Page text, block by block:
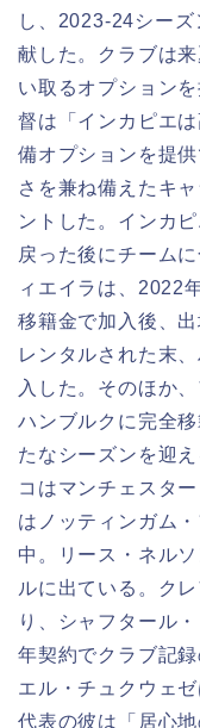
し、2023-24シー
献した。クラブは
い取るオプション
督は「インカピエ
備オプションを提
さを兼ね備えたキ
ントした。インカ
戻った後にチーム
ィエイラは、2022
移籍金で加入後、
レンタルされた末
入した。そのほか
ハンブルクに完全
たなシーズンを迎
コはマンチェスタ
はノッティンガム
中。リース・ネル
ルに出ている。ク
り、シャフタール
年契約でクラブ記
エル・チュクウェ
代表の彼は「居心